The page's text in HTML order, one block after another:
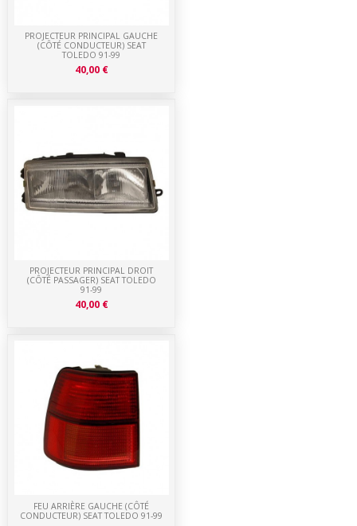
FEU ARRIÈRE GAUCHE (CÔTÉ
CONDUCTEUR) SEAT TOLEDO 91-99
PROJECTEUR PRINCIPAL DROIT
(CÔTÉ PASSAGER) SEAT TOLEDO
91-99
40,00 €
PROJECTEUR PRINCIPAL GAUCHE
(CÔTÉ CONDUCTEUR) SEAT
TOLEDO 91-99
40,00 €